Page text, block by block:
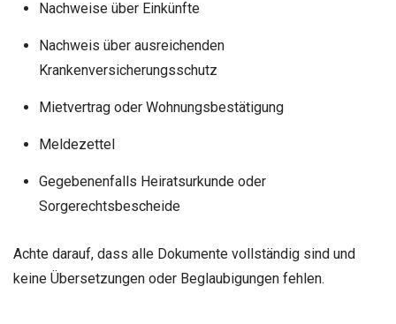
Nachweise über Einkünfte
Nachweis über ausreichenden
Krankenversicherungsschutz
Mietvertrag oder Wohnungsbestätigung
Meldezettel
Gegebenenfalls Heiratsurkunde oder
Sorgerechtsbescheide
Achte darauf, dass alle Dokumente vollständig sind und
keine Übersetzungen oder Beglaubigungen fehlen.